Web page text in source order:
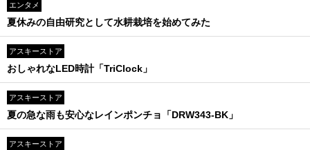
エンタメ
夏休みの自由研究として水耕栽培を始めてみた
アスキーストア
おしゃれなLED時計「TriClock」
アスキーストア
夏の急な雨も安心なレインポンチョ「DRW343-BK」
アスキーストア